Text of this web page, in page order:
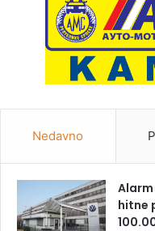
Nedavno
hitne